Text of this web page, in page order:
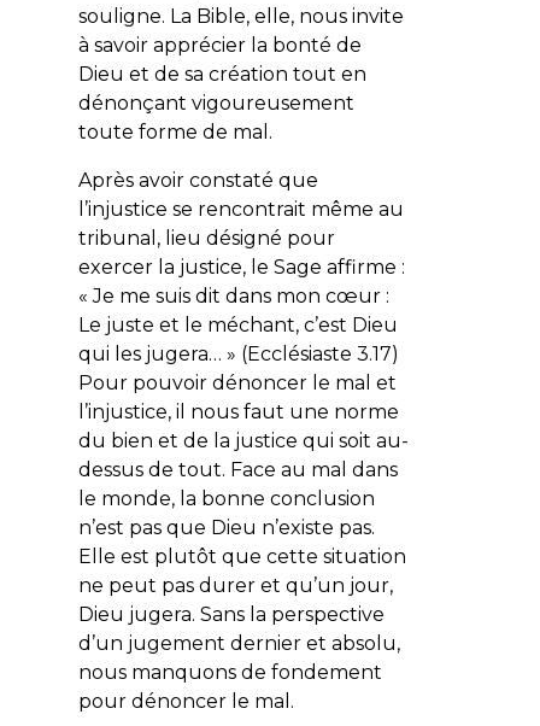
souligne. La Bible, elle, nous invite
à savoir apprécier la bonté de
Dieu et de sa création tout en
dénonçant vigoureusement
toute forme de mal.
Après avoir constaté que
l’injustice se rencontrait même au
tribunal, lieu désigné pour
exercer la justice, le Sage affirme :
«Je me suis dit dans mon cœur :
Le juste et le méchant, c’est Dieu
qui les jugera… » (Ecclésiaste 3.17)
Pour pouvoir dénoncer le mal et
l’injustice, il nous faut une norme
du bien et de la justice qui soit au-
dessus de tout. Face au mal dans
le monde, la bonne conclusion
n’est pas que Dieu n’existe pas.
Elle est plutôt que cette situation
ne peut pas durer et qu’un jour,
Dieu jugera. Sans la perspective
d’un jugement dernier et absolu,
nous manquons de fondement
pour dénoncer le mal.